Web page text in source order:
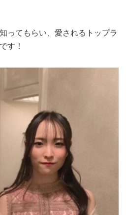
ってもらい、愛されるトップラ
す！